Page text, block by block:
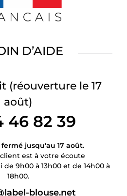
D’AIDE
(réouverture le 17
août)
46 82 39
jusqu'au 17 août.
est à votre écoute
9h00 à 13h00 et de 14h00 à
18h00.
blouse.net